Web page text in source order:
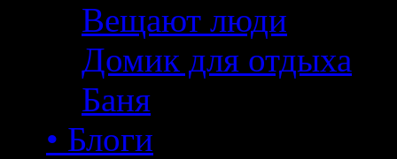
Вещают люди
Домик для отдыха
Баня
• Блоги